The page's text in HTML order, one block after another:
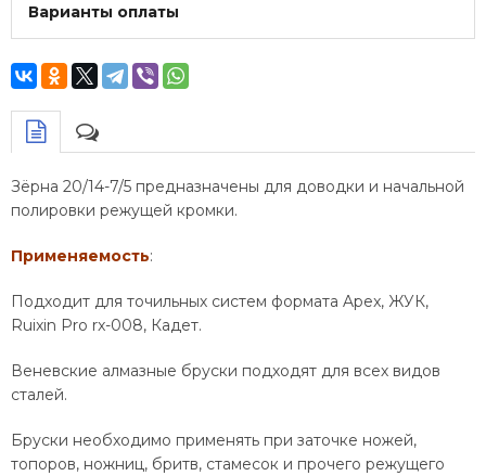
Варианты оплаты
Зёрна 20/14-7/5 предназначены для доводки и начальной
полировки режущей кромки.
Применяемость:
Подходит для точильных систем формата Apex, ЖУК,
Ruixin Pro rx-008, Кадет.
Веневские алмазные бруски подходят для всех видов
сталей.
Бруски необходимо применять при заточке ножей,
топоров, ножниц, бритв, стамесок и прочего режущего